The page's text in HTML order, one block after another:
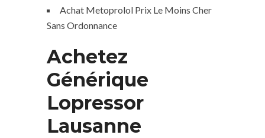
Achat Metoprolol Prix Le Moins Cher
Sans Ordonnance
Achetez
Générique
Lopressor
Lausanne